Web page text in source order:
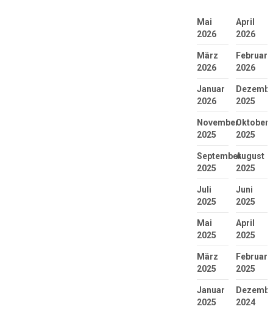
Mai
2026
April
2026
März
2026
Februar
2026
Januar
2026
2025
November
2025
Oktober
2025
September
2025
August
2025
Juli
2025
Juni
2025
Mai
2025
April
2025
März
2025
Februar
2025
Januar
2025
2024